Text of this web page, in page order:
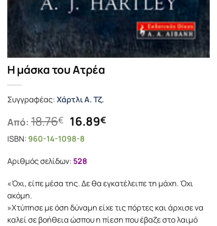
Η μάσκα του Ατρέα
Συγγραφέας:Χάρτλι Α. Τζ.
Από: 18.76€ Original
price
was:
18.76€.
16.89€Η
ISBN: 960-14-1098-8
Αριθμός σελίδων: 528
«Όχι, είπε μέσα της. Δε θα εγκατέλειπε τη μάχη. Όχι
ακόμη.
»Χτύπησε με όση δύναμη είχε τις πόρτες και άρχισε να
καλεί σε βοήθεια ώσπου η πίεση που έβαζε στο λαιμό